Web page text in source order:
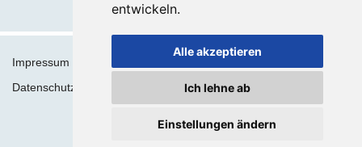
entwickeln.
Alle akzeptieren
Ich lehne ab
Einstellungen ändern
Website | Onlineshop | Marketing
Impressum
Datenschutz
AGB